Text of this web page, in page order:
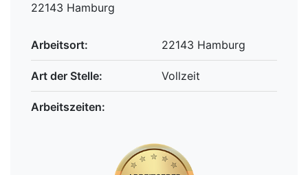
22143 Hamburg
Arbeitsort: 22143 Hamburg
Art der Stelle: Vollzeit
Arbeitszeiten: